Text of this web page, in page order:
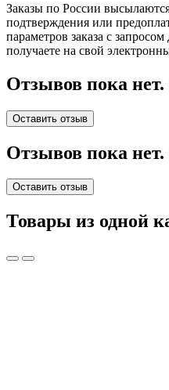
Заказы по России
подтверждения или
параметров заказа с
получаете на свой
Отзывов пока
Оставить отзыв
Отзывов пока
Оставить отзыв
Товары из одной